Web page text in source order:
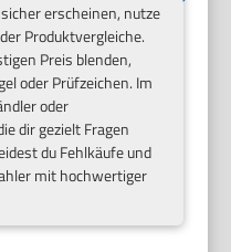
erscheinen, nutze
Produktvergleiche.
Preis blenden,
oder Prüfzeichen. Im
oder
dir gezielt Fragen
du Fehlkäufe und
mit hochwertiger